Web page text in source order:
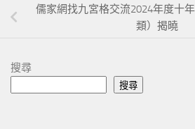
儒家網找九宮格交流2024年度十
類）揭曉
搜尋
搜尋